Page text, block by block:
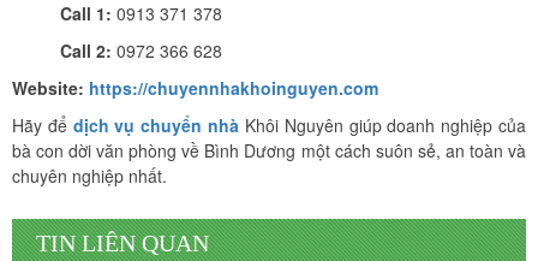
Call 1: 0913 371 378
Call 2: 0972 366 628
Website: https://chuyennhakhoinguyen.com
Hãy để dịch vụ chuyển nhà Khôi Nguyên giúp doanh nghiệp của
bà con dời văn phòng về Bình Dương một cách suôn sẻ, an toàn và
chuyên nghiệp nhất.
TIN LIÊN QUAN
Vừa qua tôi có chuyển văn phòng từ 3/2 về đường Cộng
Hòa. Ban đầu tôi cũng đắn đo nhiều dịch vụ chuyển nhà
nhưng cuối cùng tôi quyết định chọn công ty Khôi